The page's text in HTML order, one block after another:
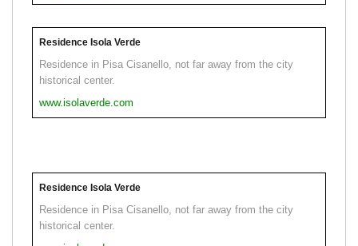
Residence Isola Verde
Residence in Pisa Cisanello, not far away from the city
historical center.
www.isolaverde.com
Residence Isola Verde
Residence in Pisa Cisanello, not far away from the city
historical center.